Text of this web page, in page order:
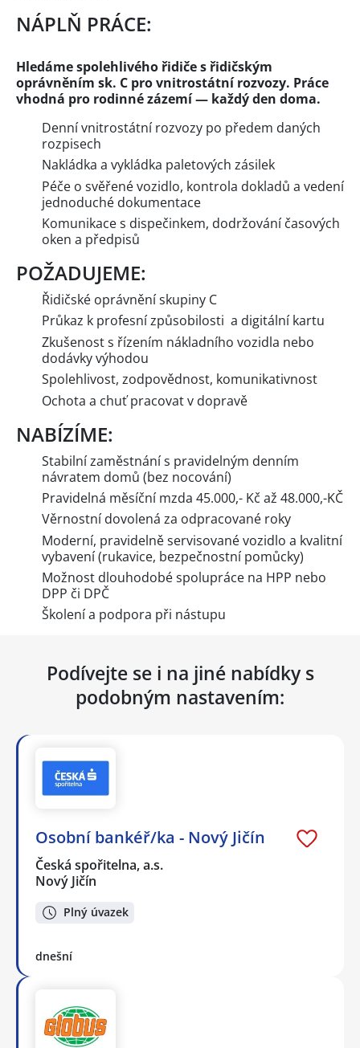
NÁPLŇ PRÁCE:
Hledáme spolehlivého řidiče s řidičským
oprávněním sk. C pro vnitrostátní rozvozy. Práce
vhodná pro rodinné zázemí — každý den doma.
Denní vnitrostátní rozvozy po předem daných
rozpisech
Nakládka a vykládka paletových zásilek
Péče o svěřené vozidlo, kontrola dokladů a vedení
jednoduché dokumentace
Komunikace s dispečinkem, dodržování časových
oken a předpisů
POŽADUJEME:
Řidičské oprávnění skupiny C
Průkaz k profesní způsobilosti a digitální kartu
Zkušenost s řízením nákladního vozidla nebo
dodávky výhodou
Spolehlivost, zodpovědnost, komunikativnost
Ochota a chuť pracovat v dopravě
NABÍZÍME:
Stabilní zaměstnání s pravidelným denním
návratem domů (bez nocování)
Pravidelná měsíční mzda 45.000,- Kč až 48.000,-KČ
Věrnostní dovolená za odpracované roky
Moderní, pravidelně servisované vozidlo a kvalitní
vybavení (rukavice, bezpečnostní pomůcky)
Možnost dlouhodobé spolupráce na HPP nebo
DPP či DPČ
Školení a podpora při nástupu
Podívejte se i na jiné nabídky s
podobným nastavením:
Osobní bankéř/ka - Nový Jičín
Česká spořitelna, a.s.
Nový Jičín
Plný úvazek
dnešní